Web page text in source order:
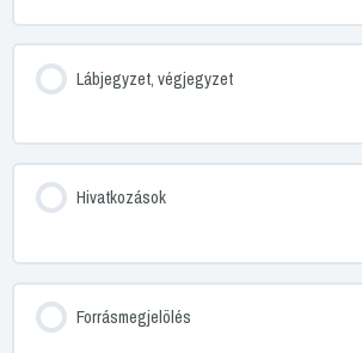
Lábjegyzet, végjegyzet
Hivatkozások
Forrásmegjelölés